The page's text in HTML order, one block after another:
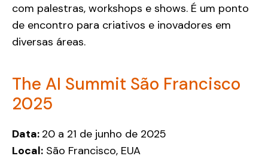
com palestras, workshops e shows. É um ponto
de encontro para criativos e inovadores em
diversas áreas.
The AI Summit São Francisco
2025
Data: 20 a 21 de junho de 2025
Local: São Francisco, EUA